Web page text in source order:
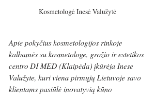
Kosmetologė Inesė Valužytė
Apie pokyčius kosmetologijos rinkoje
kalbamės su kosmetologe, grožio ir estetikos
centro DI MED (Klaipėda) įkūrėja Inese
Valužyte, kuri viena pirmųjų Lietuvoje savo
klientams pasiūlė inovatyvią kūno